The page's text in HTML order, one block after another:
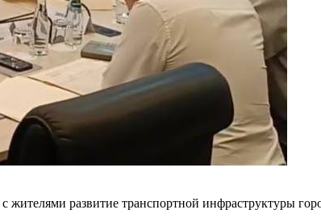
развитие транспортной инфраструктуры